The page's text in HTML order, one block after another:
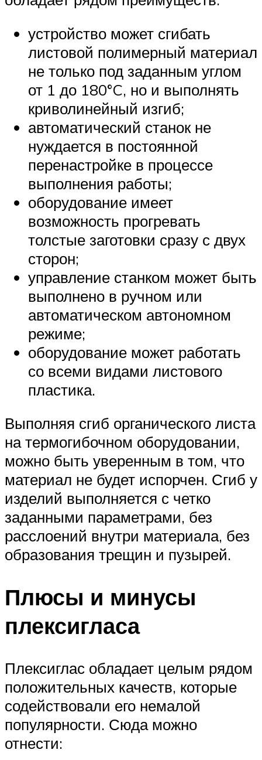
устройство может сгибать
листовой полимерный материал
не только под заданным углом
от 1 до 180°C, но и выполнять
криволинейный изгиб;
автоматический станок не
нуждается в постоянной
перенастройке в процессе
выполнения работы;
оборудование имеет
возможность прогревать
толстые заготовки сразу с двух
сторон;
управление станком может быть
выполнено в ручном или
автоматическом автономном
режиме;
оборудование может работать
со всеми видами листового
пластика.
Выполняя сгиб органического листа
на термогибочном оборудовании,
можно быть уверенным в том, что
материал не будет испорчен. Сгиб у
изделий выполняется с четко
заданными параметрами, без
расслоений внутри материала, без
образования трещин и пузырей.
Плюсы и минусы
плексигласа
Плексиглас обладает целым рядом
положительных качеств, которые
содействовали его немалой
популярности. Сюда можно
отнести: